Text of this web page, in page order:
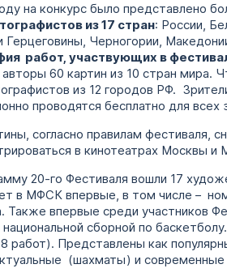
на конкурс было представлено
из 17 стран: России,
Герцеговины, Черногории,
работ, участвующих в
авторы 60 картин из 10 стран мира.
из 12 городов РФ.
проводятся бесплатно для всех
согласно правилам фестиваля,
в кинотеатрах Москвы и
20-го Фестиваля вошли 17
в МФСК впервые, в том числе –
Также впервые среди участников
сборной по
работ). Представлены как
(шахматы) и современные